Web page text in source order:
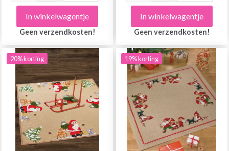
In winkelwagentje
Geen verzendkosten!
In winkelwagentje
Geen verzendkosten!
20% korting 19% korting